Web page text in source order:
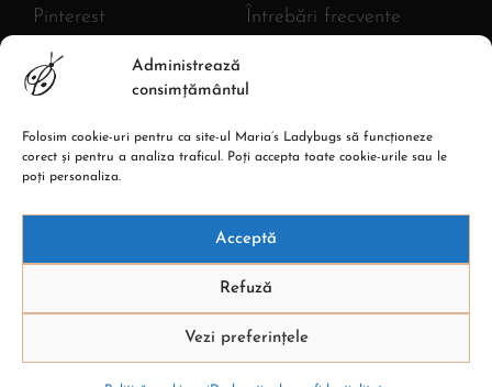
Administrează
consimțământul
Folosim cookie-uri pentru ca site-ul Maria’s Ladybugs să funcționeze
corect și pentru a analiza traficul. Poți accepta toate cookie-urile sau le
poți personaliza.
Acceptă
Refuză
Vezi preferințele
Pinterest
Twitter
YouTube
Întrebări frecvente
CIF: 43380582
Adresa: Str. Burebista, Nr.67,
Piatra Neamt